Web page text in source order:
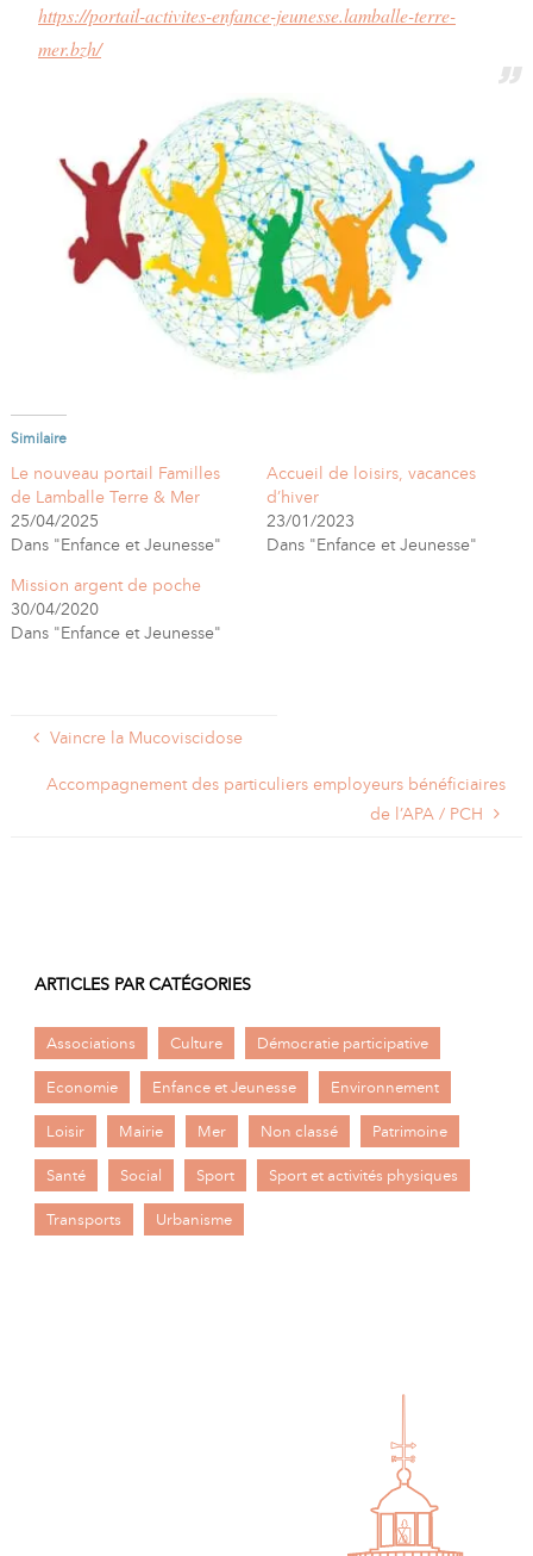
https://portail-activites-enfance-jeunesse.lamballe-terre-
mer.bzh/
Similaire
Le nouveau portail Familles
de Lamballe Terre & Mer
25/04/2025
Dans "Enfance et Jeunesse"
Accueil de loisirs, vacances
d’hiver
23/01/2023
Dans "Enfance et Jeunesse"
Mission argent de poche
30/04/2020
Dans "Enfance et Jeunesse"
Vaincre la Mucoviscidose
Accompagnement des particuliers employeurs bénéficiaires
de l’APA / PCH
ARTICLES PAR CATÉGORIES
Associations Culture Démocratie participative
Economie Enfance et Jeunesse Environnement
Loisir Mairie Mer Non classé Patrimoine
Santé Social Sport Sport et activités physiques
Transports Urbanisme